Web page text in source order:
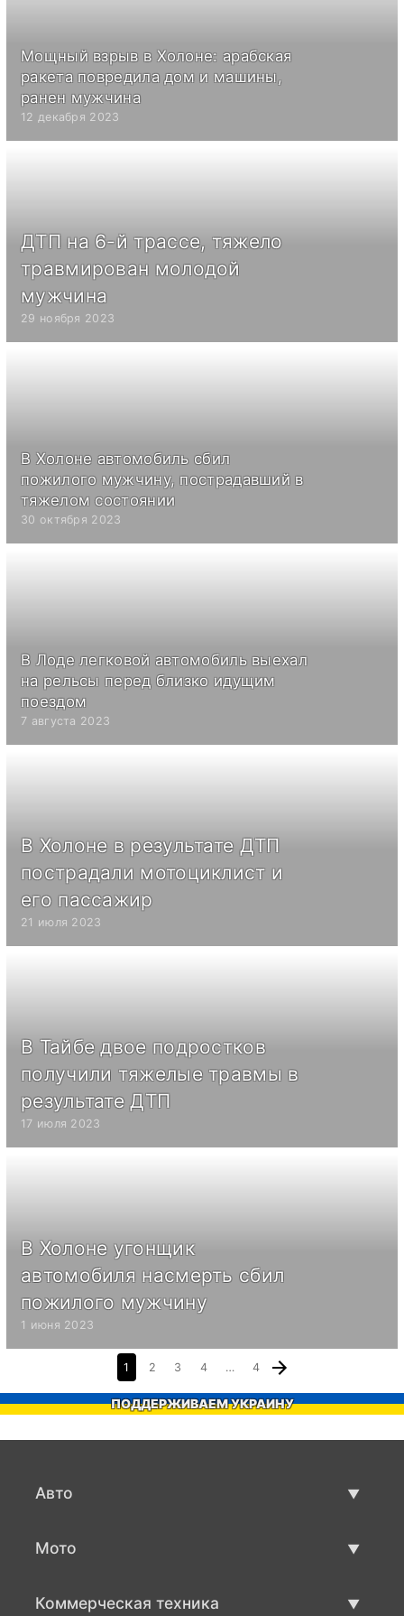
Мощный взрыв в Холоне: арабская
ракета повредила дом и машины,
ранен мужчина
12 декабря 2023
ДТП на 6-й трассе, тяжело
травмирован молодой
мужчина
29 ноября 2023
В Холоне автомобиль сбил
пожилого мужчину, пострадавший в
тяжелом состоянии
30 октября 2023
В Лоде легковой автомобиль выехал
на рельсы перед близко идущим
поездом
7 августа 2023
В Холоне в результате ДТП
пострадали мотоциклист и
его пассажир
21 июля 2023
В Тайбе двое подростков
получили тяжелые травмы в
результате ДТП
17 июля 2023
В Холоне угонщик
автомобиля насмерть сбил
пожилого мужчину
1 июня 2023
1 2 3 4 … 4
ПОДДЕРЖИВАЕМ УКРАИНУ
Авто
Мото
Коммерческая техника